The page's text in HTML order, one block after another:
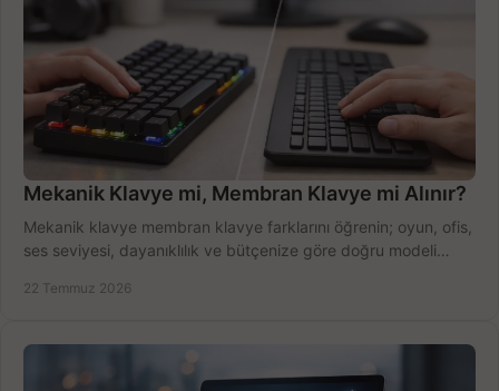
Mekanik Klavye mi, Membran Klavye mi Alınır?
Mekanik klavye membran klavye farklarını öğrenin; oyun, ofis,
ses seviyesi, dayanıklılık ve bütçenize göre doğru modeli
22 Temmuz 2026